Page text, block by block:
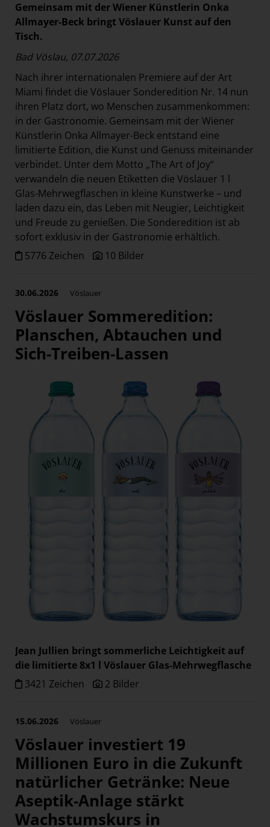
Gemeinsam mit der Wiener Künstlerin Onka
Allmayer-Beck bringt Vöslauer Kunst auf den
Tisch.
Bad Vöslau, 07.07.2026
Nach ihrer internationalen Premiere auf der Art
Miami findet die Vöslauer Sonderedition Nr. 14 nun
ihren Platz dort, wo Menschen zusammenkommen:
in der Gastronomie. Gemeinsam mit der Wiener
Künstlerin Onka Allmayer-Beck entstand eine
limitierte Edition, die Kunst und Genuss miteinander
verbindet. Unter dem Motto „The Art of Joy“
verwandeln die neuen Etiketten die Vöslauer 1 l
Glas-Mehrwegflaschen in kleine Kunstwerke – und
laden dazu ein, das Leben mit Neugier, Leichtigkeit
und Freude zu genießen. Die Sonderedition ist ab
sofort exklusiv in der Gastronomie erhältlich.
5776 Zeichen
10 Bilder
30.06.2026 Vöslauer
Vöslauer Sommeredition:
Planschen, Abtauchen und
Sich-Treiben-Lassen
Jean Jullien bringt sommerliche Leichtigkeit auf
die limitierte 8x1 l Vöslauer Glas-Mehrwegflasche
3421 Zeichen
2 Bilder
15.06.2026 Vöslauer
Vöslauer investiert 19
Millionen Euro in die Zukunft
natürlicher Getränke: Neue
Aseptik-Anlage stärkt
Wachstumskurs in